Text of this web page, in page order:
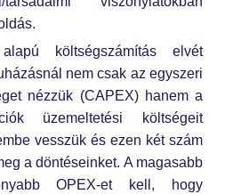
költségszámítás elvét
nem csak az egyszeri
nézzük (CAPEX) hanem a
üzemeltetési költségeit
vesszük és ezen két szám
a döntéseinket. A magasabb
OPEX-et kell, hogy